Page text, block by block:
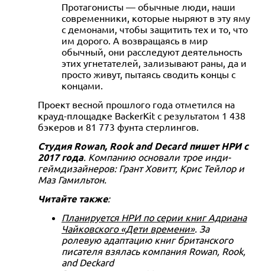
Протагонисты — обычные люди, наши
современники, которые ныряют в эту яму
с демонами, чтобы защитить тех и то, что
им дорого. А возвращаясь в мир
обычный, они расследуют деятельность
этих угнетателей, зализывают раны, да и
просто живут, пытаясь сводить концы с
концами.
Проект весной прошлого года отметился на
крауд-площадке BackerKit с результатом 1 438
бэкеров и 81 773 фунта стерлингов.
Студия Rowan, Rook and Decard пишет НРИ с
2017 года. Компанию основали трое инди-
геймдизайнеров: Грант Ховитт, Крис Тейлор и
Маз Гамильтон.
Читайте также:
Планируется НРИ по серии книг Адриана
Чайковского «Дети времени». За
ролевую адаптацию книг британского
писателя взялась компания Rowan, Rook,
and Deckard